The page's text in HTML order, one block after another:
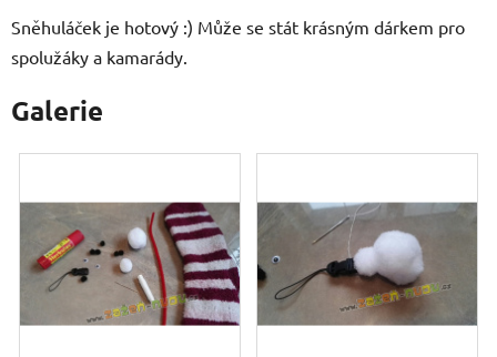
Sněhuláček je hotový :) Může se stát krásným dárkem pro
spolužáky a kamarády.
Galerie